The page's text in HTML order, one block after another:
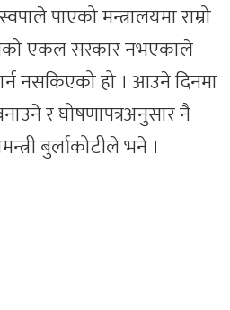
पाएको मन्त्रालयमा राम्रो
एकल सरकार नभएकाले
नसकिएको हो । आउने दिनमा
र घोषणापत्रअनुसार नै
बुर्लाकोटीले भने ।